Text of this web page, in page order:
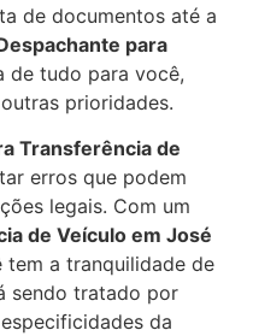
de documentos até a
para
de tudo para você,
prioridades.
Transferência de
erros que podem
legais. Com um
de Veículo em José
tem a tranquilidade de
sendo tratado por
da